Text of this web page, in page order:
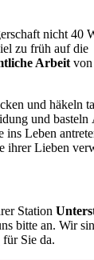
nicht 40
zu früh auf die
Arbeit von
und häkeln
und
ins Leben
ihrer Lieben
Station
bitte an. Wir
für Sie da.